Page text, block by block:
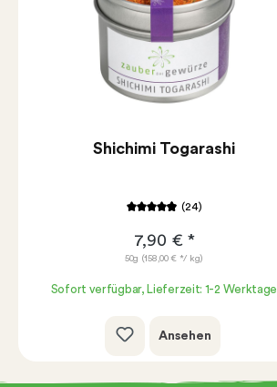
Shichimi Togarashi
(24)
7,90 € *
50g (158,00 € */ kg)
Sofort verfügbar, Lieferzeit: 1-2 Werktage
Ansehen